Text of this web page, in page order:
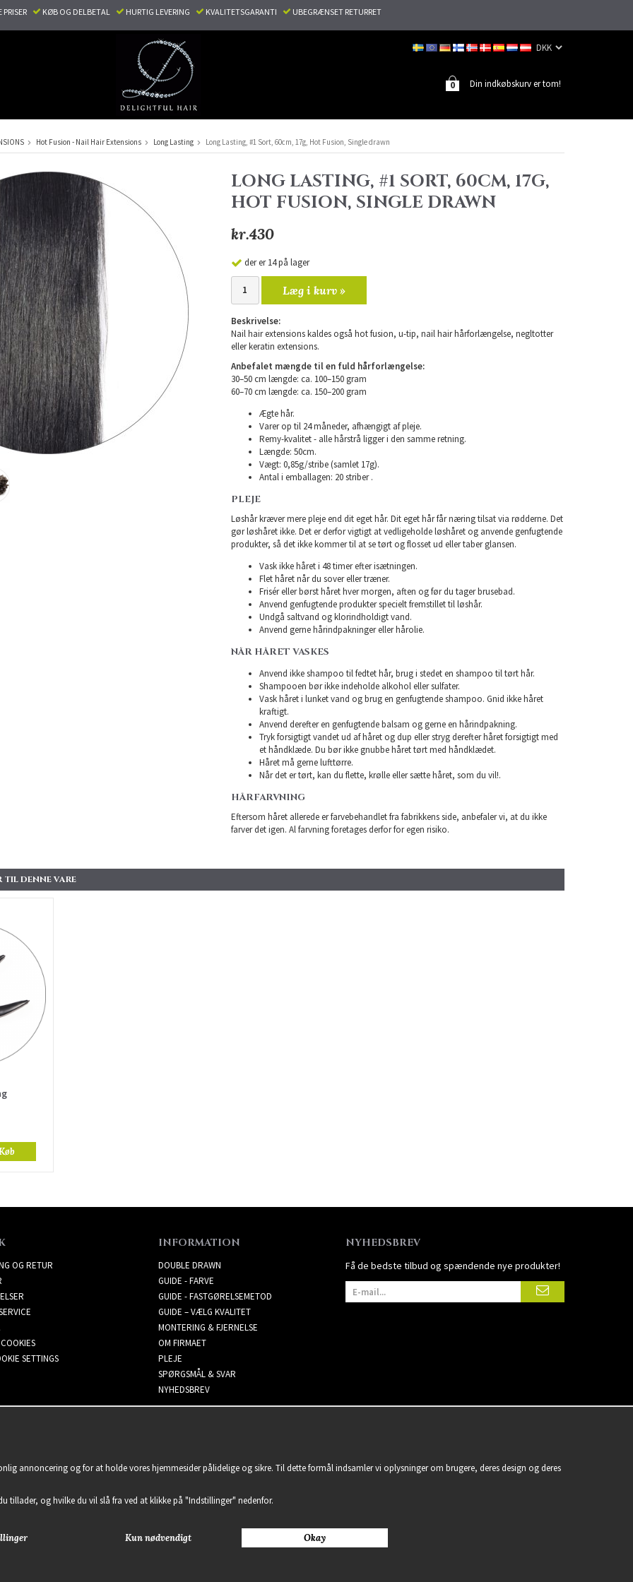
KØB OG DELBETAL HURTIG LEVERING KVALITETSGARANTI UBEGRÆNSET RETURRET
Din indkøbskurv er tom!
0
Hot Fusion - Nail Hair Extensions Long Lasting Long Lasting, #1 Sort, 60cm, 17g, Hot Fusion, Single drawn
LONG LASTING, #1 SORT, 60CM, 17G,
HOT FUSION, SINGLE DRAWN
kr.430
der er 14 på lager
Læg i kurv »
Beskrivelse:
Nail hair extensions kaldes også hot fusion, u-tip, nail hair hårforlængelse, negltotter
eller keratin extensions.
Anbefalet mængde til en fuld hårforlængelse:
30–50 cm længde: ca. 100–150 gram
60–70 cm længde: ca. 150–200 gram
Ægte hår.
Varer op til 24 måneder, afhængigt af pleje.
Remy-kvalitet - alle hårstrå ligger i den samme retning.
Længde: 50cm.
Vægt: 0,85g/stribe (samlet 17g).
Antal i emballagen: 20 striber .
PLEJE
Løshår kræver mere pleje end dit eget hår. Dit eget hår får næring tilsat via rødderne. Det
gør løshåret ikke. Det er derfor vigtigt at vedligeholde løshåret og anvende genfugtende
produkter, så det ikke kommer til at se tørt og flosset ud eller taber glansen.
Vask ikke håret i 48 timer efter isætningen.
Flet håret når du sover eller træner.
Frisér eller børst håret hver morgen, aften og før du tager brusebad.
Anvend genfugtende produkter specielt fremstillet til løshår.
Undgå saltvand og klorindholdigt vand.
Anvend gerne hårindpakninger eller hårolie.
NÅR HÅRET VASKES
Anvend ikke shampoo til fedtet hår, brug i stedet en shampoo til tørt hår.
Shampooen bør ikke indeholde alkohol eller sulfater.
Vask håret i lunket vand og brug en genfugtende shampoo. Gnid ikke håret
kraftigt.
Anvend derefter en genfugtende balsam og gerne en hårindpakning.
Tryk forsigtigt vandet ud af håret og dup eller stryg derefter håret forsigtigt med
et håndklæde. Du bør ikke gnubbe håret tørt med håndklædet.
Håret må gerne lufttørre.
Når det er tørt, kan du flette, krølle eller sætte håret, som du vil!.
HÅRFARVNING
Eftersom håret allerede er farvebehandlet fra fabrikkens side, anbefaler vi, at du ikke
farver det igen. Al farvning foretages derfor for egen risiko.
DENNE VARE
OG RETUR
SETTINGS
INFORMATION
DOUBLE DRAWN
GUIDE - FARVE
GUIDE - FASTGØRELSEMETOD
GUIDE – VÆLG KVALITET
MONTERING & FJERNELSE
OM FIRMAET
PLEJE
SPØRGSMÅL & SVAR
NYHEDSBREV
NYHEDSBREV
Få de bedste tilbud og spændende nye produkter!
2021 Delightful Hair
annoncering og for at holde vores hjemmesider pålidelige og sikre. Til dette formål indsamler vi oplysninger om brugere, deres design og deres
tillader, og hvilke du vil slå fra ved at klikke på "Indstillinger" nedenfor.
Kun nødvendigt Okay